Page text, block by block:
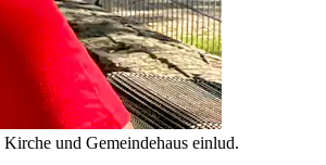
und Gemeindehaus einlud.